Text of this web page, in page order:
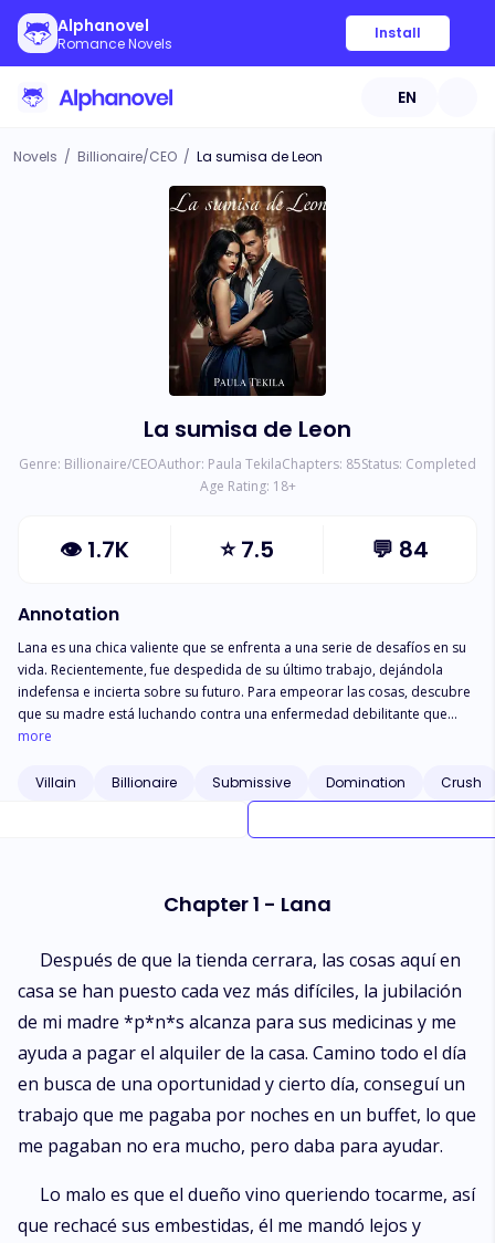
Alphanovel
Romance Novels
Install
EN
Novels / Billionaire/CEO / La sumisa de Leon
La sumisa de Leon
Genre: Billionaire/CEOAuthor: Paula TekilaChapters: 85Status: Completed
Age Rating: 18+
👁 1.7K ⭐7.5 💬 84
Annotation
Lana es una chica valiente que se enfrenta a una serie de desafíos en su
vida. Recientemente, fue despedida de su último trabajo, dejándola
indefensa e incierta sobre su futuro. Para empeorar las cosas, descubre
que su madre está luchando contra una enfermedad debilitante que
amenaza con robarle la vista. Ante estas circunstancias desesperadas,
camgirl. La idea de exhibirse desnuda para hombres de todo el mundo a
cambio de dinero es inicialmente impactante para ella, pero decide
desfigurado y marcado por el dolor físico y emocional. León le ofrece
Bérgamo, una ciudad pintoresca en Italia. Lana se siente atraída por la
capaz de convivir con alguien tan marcado por el dolor. Juntos exploran
los límites del amor, la aceptación y la superación, demostrando que la
verdadera belleza trasciende las apariencias físicas y que es posible
encontrar la felicidad incluso en las circunstancias más difíciles. Tres
historias de amor se cruzan en: ¡La sumisa de León!
more
Villain Billionaire Submissive Domination Crush
Chapter 1 - Lana
Después de que la tienda cerrara, las cosas aquí en
casa se han puesto cada vez más difíciles, la jubilación
de mi madre *p*n*s alcanza para sus medicinas y me
ayuda a pagar el alquiler de la casa. Camino todo el día
en busca de una oportunidad y cierto día, conseguí un
trabajo que me pagaba por noches en un buffet, lo que
me pagaban no era mucho, pero daba para ayudar.
Lo malo es que el dueño vino queriendo tocarme, así
que rechacé sus embestidas, él me mandó lejos y